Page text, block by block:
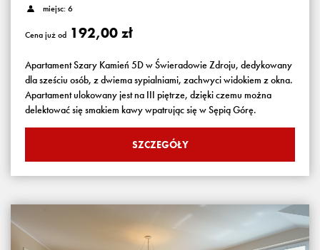
miejsc: 6
Cena już od 192,00 zł
Apartament Szary Kamień 5D w Świeradowie Zdroju, dedykowany
dla sześciu osób, z dwiema sypialniami, zachwyci widokiem z okna.
Apartament ulokowany jest na III piętrze, dzięki czemu można
delektować się smakiem kawy wpatrując się w Sępią Górę.
SZCZEGÓŁY